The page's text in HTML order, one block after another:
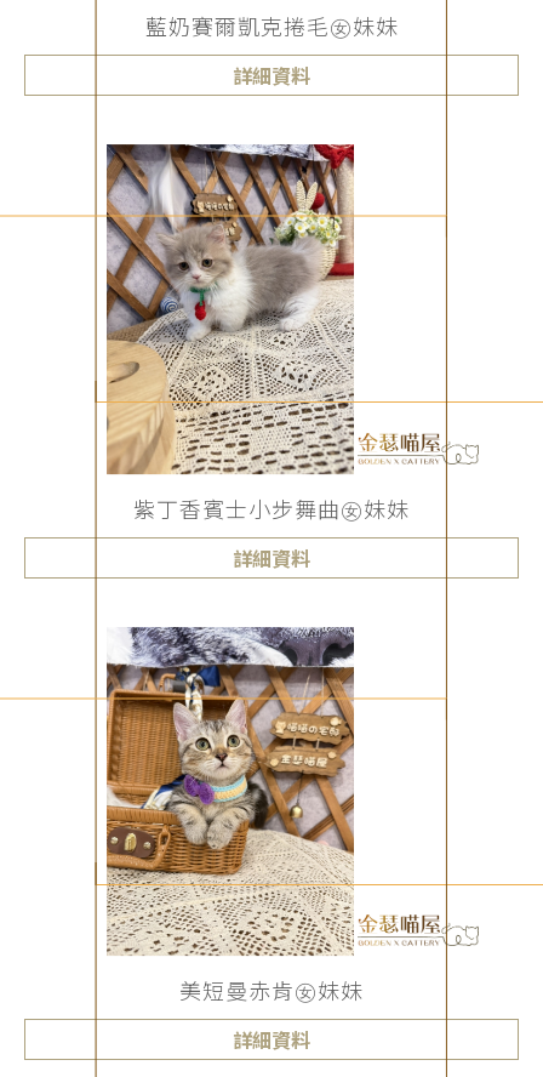
藍奶賽爾凱克捲毛㊛妹妹
詳細資料
紫丁香賓士小步舞曲㊛妹妹
詳細資料
美短曼赤肯㊛妹妹
詳細資料